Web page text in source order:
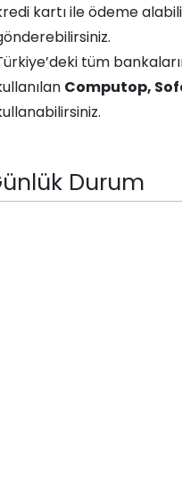
kartı ile ödeme
tüm
Computop,
Durum